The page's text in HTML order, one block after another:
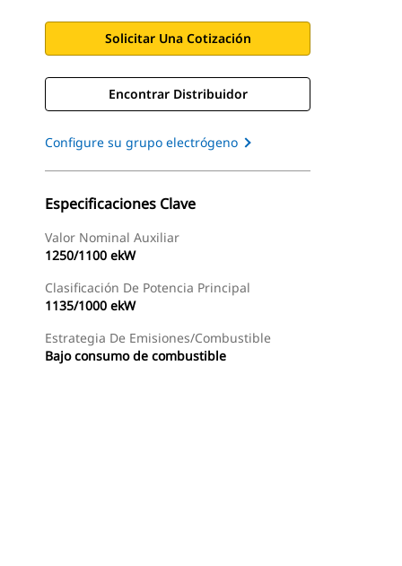
Solicitar Una Cotización
Encontrar Distribuidor
Configure su grupo electrógeno
Especificaciones Clave
Valor Nominal Auxiliar
1250/1100 ekW
Clasificación De Potencia Principal
1135/1000 ekW
Estrategia De Emisiones/combustible
Bajo consumo de combustible